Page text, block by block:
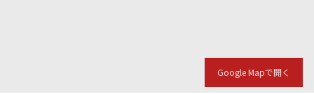
Google Mapで開く